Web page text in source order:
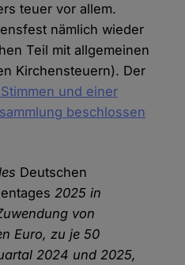
teuer vor allem.
nämlich wieder
Teil mit allgemeinen
Kirchensteuern). Der
und einer
beschlossen
Deutschen
2025 in
von
Euro, zu je 50
2024 und 2025,